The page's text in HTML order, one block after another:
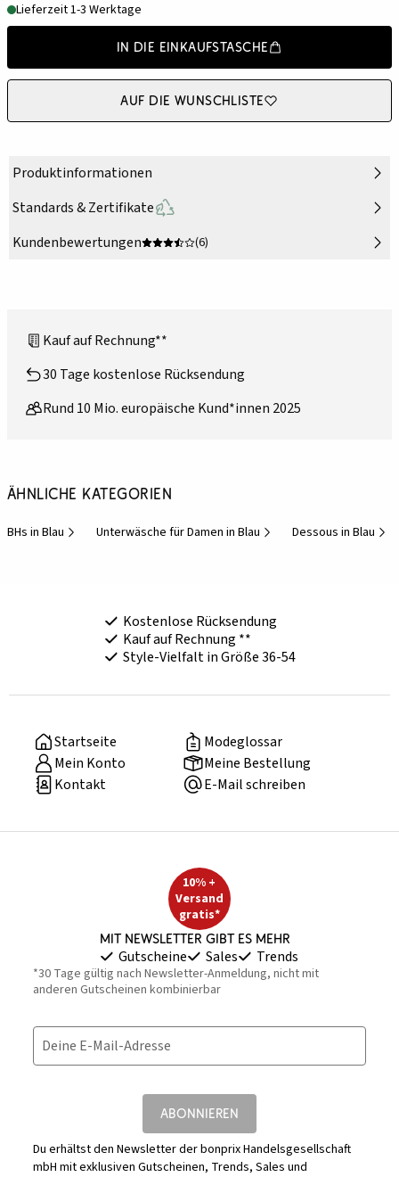
Lieferzeit 1-3 Werktage
In die Einkaufstasche
Auf die Wunschliste
Produktinformationen
Standards & Zertifikate
Kundenbewertungen
(6)
Kauf auf Rechnung**
30 Tage kostenlose Rücksendung
Rund 10 Mio. europäische Kund*innen 2025
Ähnliche Kategorien
BHs in Blau Unterwäsche für Damen in Blau Dessous in Blau
Kostenlose Rücksendung
Kauf auf Rechnung **
Style-Vielfalt in Größe 36-54
Startseite
Modeglossar
Mein Konto
Meine Bestellung
Kontakt
E-Mail schreiben
10% +
Versand
gratis*
Mit Newsletter gibt es mehr
Gutscheine Sales Trends
*30 Tage gültig nach Newsletter-Anmeldung, nicht mit
anderen Gutscheinen kombinierbar
Deine E-Mail-Adresse
ABONNIEREN
Du erhältst den Newsletter der bonprix Handelsgesellschaft
mbH mit exklusiven Gutscheinen, Trends, Sales und